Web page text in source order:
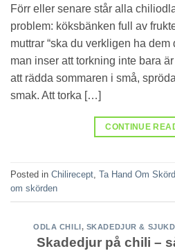
Förr eller senare står alla
problem: köksbänken full av
muttrar “ska du verkligen ha
man inser att torkning inte bara
att rädda sommaren i små,
smak. Att torka […]
CONTINUE
Posted in Chilirecept Ta Hand Om
om skörden
ODLA CHILI, SKADEDJUR &
Skadedjur på chili –